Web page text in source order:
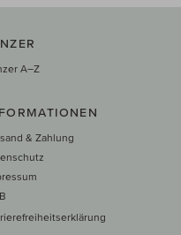
A–Z
& Zahlung